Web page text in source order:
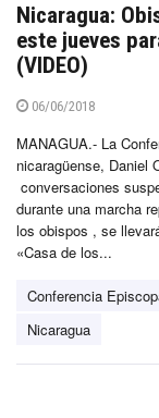
Nicaragua:
este jueves
(VIDEO)
06/06/2018
MANAGUA.- La
nicaragüense, Daniel
conversaciones
durante una marcha
los obispos , se
«Casa de los...
Conferencia
Nicaragua